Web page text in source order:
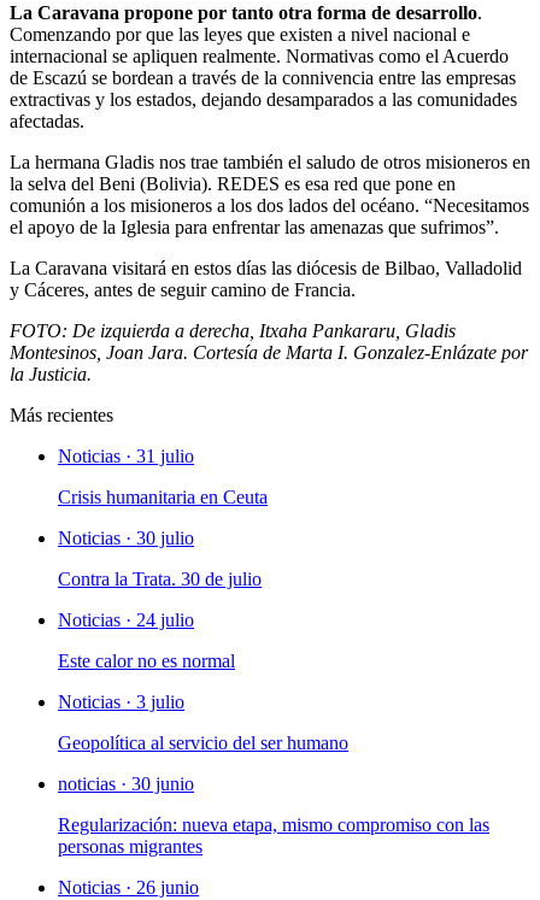
La Caravana propone por tanto otra forma de desarrollo.
Comenzando por que las leyes que existen a nivel nacional e
internacional se apliquen realmente. Normativas como el Acuerdo
de Escazú se bordean a través de la connivencia entre las empresas
extractivas y los estados, dejando desamparados a las comunidades
afectadas.
La hermana Gladis nos trae también el saludo de otros misioneros en
la selva del Beni (Bolivia). REDES es esa red que pone en
comunión a los misioneros a los dos lados del océano. “Necesitamos
el apoyo de la Iglesia para enfrentar las amenazas que sufrimos”.
La Caravana visitará en estos días las diócesis de Bilbao, Valladolid
y Cáceres, antes de seguir camino de Francia.
FOTO: De izquierda a derecha, Itxaha Pankararu, Gladis
Montesinos, Joan Jara. Cortesía de Marta I. Gonzalez-Enlázate por
la Justicia.
Más recientes
Noticias · 31 julio
Crisis humanitaria en Ceuta
Noticias · 30 julio
Contra la Trata. 30 de julio
Noticias · 24 julio
Este calor no es normal
Noticias · 3 julio
Geopolítica al servicio del ser humano
noticias · 30 junio
Regularización: nueva etapa, mismo compromiso con las
personas migrantes
Noticias · 26 junio